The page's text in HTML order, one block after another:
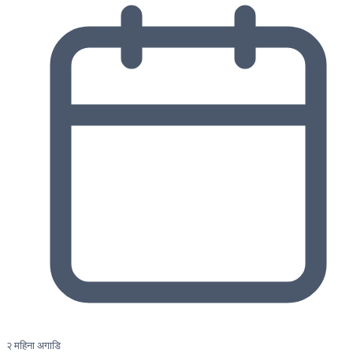
२ महिना अगाडि